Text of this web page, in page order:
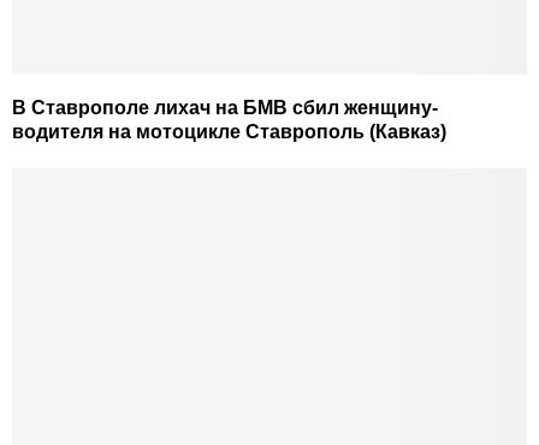
В Ставрополе лихач на БМВ сбил женщину-
водителя на мотоцикле Ставрополь (Кавказ)